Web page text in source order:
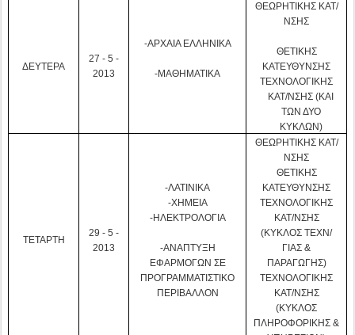
ΔΕΥΤΕΡΑ
27 - 5 -
2013
-ΑΡΧΑΙΑ ΕΛΛΗΝΙΚΑ
-ΜΑΘΗΜΑΤΙΚΑ
ΘΕΩΡΗΤΙΚΗΣ ΚΑΤ/
ΝΣΗΣ
ΘΕΤΙΚΗΣ
ΚΑΤΕΥΘΥΝΣΗΣ
ΤΕΧΝΟΛΟΓΙΚΗΣ
ΚΑΤ/ΝΣΗΣ (ΚΑΙ
ΤΩΝ ΔΥΟ
ΚΥΚΛΩΝ)
ΤΕΤΑΡΤΗ
29 - 5 -
2013
-ΛΑΤΙΝΙΚΑ
-ΧΗΜΕΙΑ
-ΗΛΕΚΤΡΟΛΟΓΙΑ
-ΑΝΑΠΤΥΞΗ
ΕΦΑΡΜΟΓΩΝ ΣΕ
ΠΡΟΓΡΑΜΜΑΤΙΣΤΙΚΟ
ΠΕΡΙΒΑΛΛΟΝ
ΘΕΩΡΗΤΙΚΗΣ ΚΑΤ/
ΝΣΗΣ
ΘΕΤΙΚΗΣ
ΚΑΤΕΥΘΥΝΣΗΣ
ΤΕΧΝΟΛΟΓΙΚΗΣ
ΚΑΤ/ΝΣΗΣ
(ΚΥΚΛΟΣ ΤΕΧΝ/
ΓΙΑΣ &
ΠΑΡΑΓΩΓΗΣ)
ΤΕΧΝΟΛΟΓΙΚΗΣ
ΚΑΤ/ΝΣΗΣ
(ΚΥΚΛΟΣ
ΠΛΗΡΟΦΟΡΙΚΗΣ &